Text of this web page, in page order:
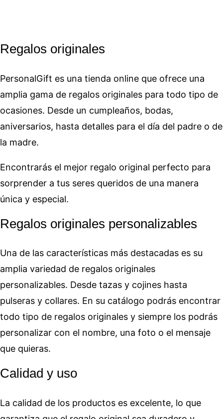
Regalos originales
PersonalGift es una tienda online que ofrece una
amplia gama de regalos originales para todo tipo de
ocasiones. Desde un cumpleaños, bodas,
aniversarios, hasta detalles para el día del padre o de
la madre.
Encontrarás el mejor regalo original perfecto para
sorprender a tus seres queridos de una manera
única y especial.
Regalos originales personalizables
Una de las características más destacadas es su
amplia variedad de regalos originales
personalizables. Desde tazas y cojines hasta
pulseras y collares. En su catálogo podrás encontrar
todo tipo de regalos originales y siempre los podrás
personalizar con el nombre, una foto o el mensaje
que quieras.
Calidad y uso
La calidad de los productos es excelente, lo que